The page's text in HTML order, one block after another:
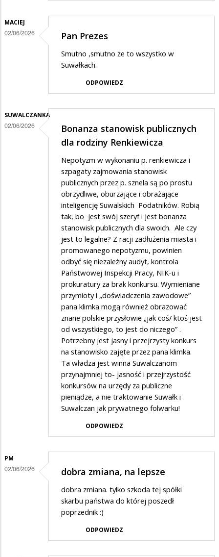
MACIEJ
02/06/2026 Pan Prezes
Smutno ,smutno że to wszystko w
Suwałkach.
ODPOWIEDZ
SUWALCZANKA
02/06/2026
Bonanza stanowisk publicznych
dla rodziny Renkiewicza
Nepotyzm w wykonaniu p. renkiewicza i
szpagaty zajmowania stanowisk
publicznych przez p. sznela są po prostu
obrzydliwe, oburzające i obrażające
inteligencję Suwalskich Podatników. Robią
tak, bo jest swój szeryf i jest bonanza
stanowisk publicznych dla swoich. Ale czy
jest to legalne? Z racji zadłużenia miasta i
promowanego nepotyzmu, powinien
odbyć się niezależny audyt, kontrola
Państwowej Inspekcji Pracy, NIK-u i
prokuratury za brak konkursu. Wymieniane
przymioty i „doświadczenia zawodowe”
pana klimka mogą również obrazować
znane polskie przysłowie „jak coś/ ktoś jest
od wszystkiego, to jest do niczego” .
Potrzebny jest jasny i przejrzysty konkurs
na stanowisko zajęte przez pana klimka.
Ta władza jest winna Suwalczanom
przynajmniej to- jasność i przejrzystość
konkursów na urzędy za publiczne
pieniądze, a nie traktowanie Suwałk i
Suwalczan jak prywatnego folwarku!
ODPOWIEDZ
PM
02/06/2026 dobra zmiana, na lepsze
dobra zmiana. tylko szkoda tej spółki
skarbu państwa do której poszedł
poprzednik :)
ODPOWIEDZ